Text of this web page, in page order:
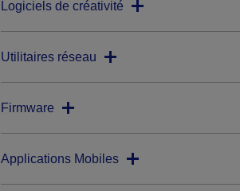
Logiciels de créativité
Utilitaires réseau
Firmware
Applications Mobiles